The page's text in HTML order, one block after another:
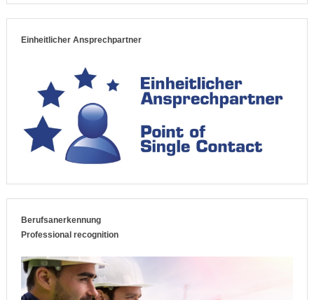
Einheitlicher Ansprechpartner
Berufsanerkennung
Professional recognition